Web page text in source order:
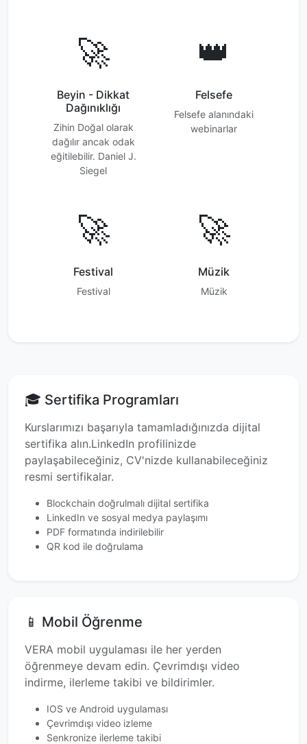
🚀
Beyin - Dikkat
Dağınıklığı
Zihin Doğal olarak
dağılır ancak odak
eğitilebilir. Daniel J.
Siegel
👑
Felsefe
Felsefe alanındaki
webinarlar
🚀
Festival
Festival
🚀
Müzik
Müzik
🎓 Sertifika Programları
Kurslarımızı başarıyla tamamladığınızda dijital
sertifika alın.LinkedIn profilinizde
paylaşabileceğiniz, CV'nizde kullanabileceğiniz
resmi sertifikalar.
Blockchain doğrulmalı dijital sertifika
LinkedIn ve sosyal medya paylaşımı
PDF formatında indirilebilir
QR kod ile doğrulama
📱 Mobil Öğrenme
VERA mobil uygulaması ile her yerden
öğrenmeye devam edin. Çevrimdışı video
indirme, ilerleme takibi ve bildirimler.
IOS ve Android uygulaması
Çevrimdışı video izleme
Senkronize ilerleme takibi